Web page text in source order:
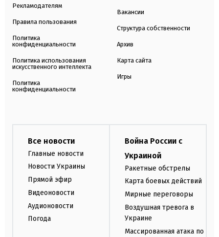
Рекламодателям
Правила пользования
Политика
конфиденциальности
Политика использования
искусственного интеллекта
Политика
конфиденциальности
Вакансии
Структура собственности
Архив
Карта сайта
Игры
Все новости
Главные новости
Новости Украины
Прямой эфир
Видеоновости
Аудионовости
Погода
Война России с
Украиной
Ракетные обстрелы
Карта боевых действий
Мирные переговоры
Воздушная тревога в
Украине
Массированная атака по